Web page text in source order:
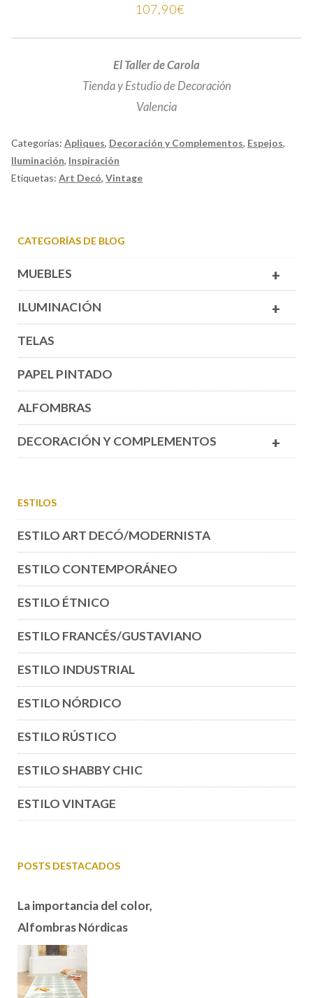
107,90€
El Taller de Carola
Tienda y Estudio de Decoración
Valencia
Categorías: Apliques, Decoración y Complementos, Espejos,
Iluminación, Inspiración
Etiquetas: Art Decó, Vintage
CATEGORÍAS DE BLOG
+
MUEBLES
+
ILUMINACIÓN
TELAS
PAPEL PINTADO
ALFOMBRAS
+
DECORACIÓN Y COMPLEMENTOS
ESTILOS
ESTILO ART DECÓ/MODERNISTA
ESTILO CONTEMPORÁNEO
ESTILO ÉTNICO
ESTILO FRANCÉS/GUSTAVIANO
ESTILO INDUSTRIAL
ESTILO NÓRDICO
ESTILO RÚSTICO
ESTILO SHABBY CHIC
ESTILO VINTAGE
POSTS DESTACADOS
La importancia del color,
Alfombras Nórdicas